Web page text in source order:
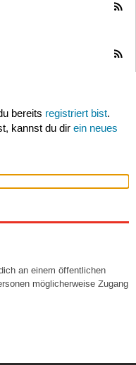
bereits registriert bist.
kannst du dir ein neues
an einem öffentlichen
möglicherweise Zugang